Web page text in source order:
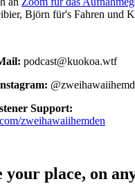
Björn für's Fahren und
podcast@kuokoa.wtf
Support:
zweihawaiihemden
your place, on